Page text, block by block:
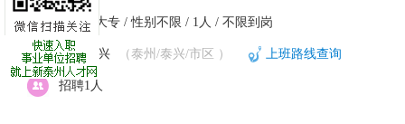
不限 / 大专 / 性别不限 / 1人 / 不限到岗
泰州-泰兴 （泰州/泰兴/市区 ） 上班路线查询
招聘1人